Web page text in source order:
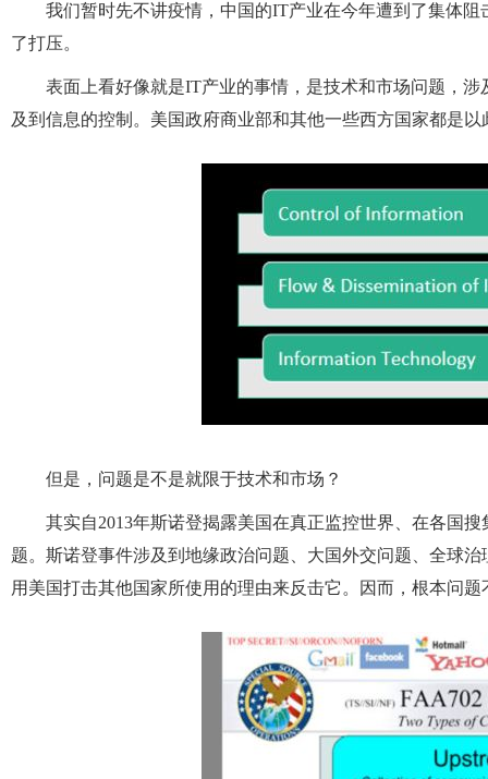
我们暂时先不讲疫情，中国的IT产业在今年遭到了集体
了打压。
表面上看好像就是IT产业的事情，是技术和市场问题，
及到信息的控制。美国政府商业部和其他一些西方国家都是
但是，问题是不是就限于技术和市场？
其实自2013年斯诺登揭露美国在真正监控世界、在各国
题。斯诺登事件涉及到地缘政治问题、大国外交问题、全球
用美国打击其他国家所使用的理由来反击它。因而，根本问